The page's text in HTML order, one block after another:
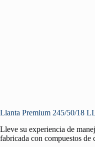
Llanta Premium 245/50/18
Lleve su experiencia de
fabricada con compuestos